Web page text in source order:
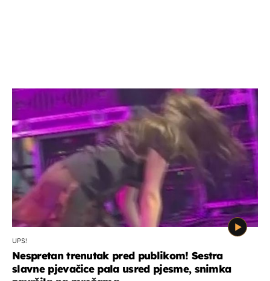
UPS!
Nespretan trenutak pred publikom! Sestra
slavne pjevačice pala usred pjesme, snimka